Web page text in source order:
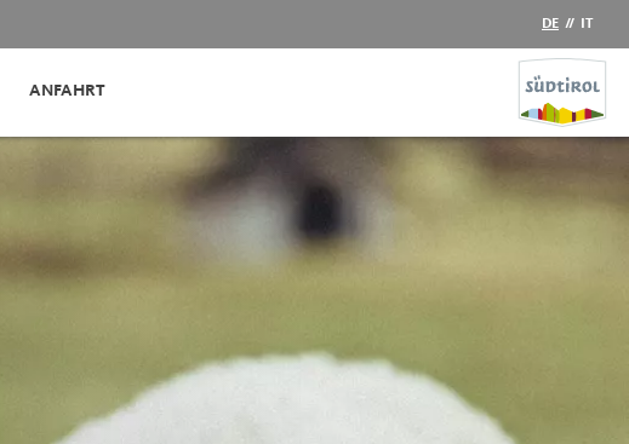
DE // IT
ANFAHRT